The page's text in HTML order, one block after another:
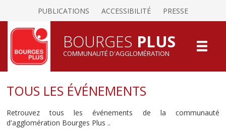
PUBLICATIONS ACCESSIBILITÉ PRESSE
BOURGES PLUS
COMMUNAUTÉ D'AGGLOMÉRATION
TOUS LES ÉVÉNEMENTS
Retrouvez tous les événements de la communauté
d'agglomération Bourges Plus ..